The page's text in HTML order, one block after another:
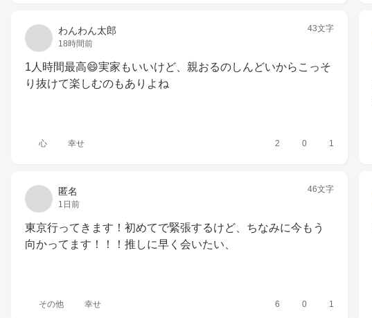
わんわん太郎
18時間前
43文字
1人時間最高😄実家もいいけど、親おるのしんどいからこっそ
り抜けて楽しむのもありよね
心 幸せ 2 0 1
匿名
1日前
46文字
東京行ってきます！初めてで緊張するけど、ちなみに今もう
向かってます！！！推しに早く会いたい、
その他 幸せ 6 0 1